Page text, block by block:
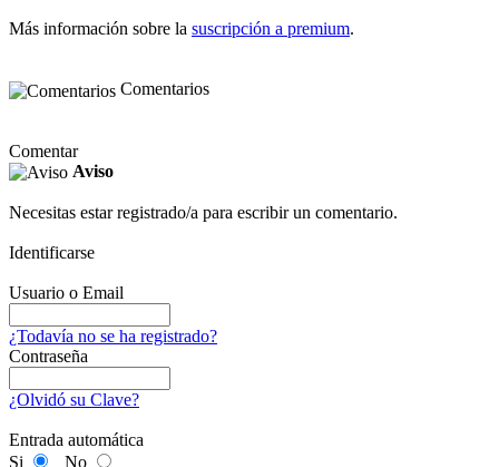
Más información sobre la suscripción a premium.
Comentarios
Comentar
Aviso
Necesitas estar registrado/a para escribir un comentario.
Identificarse
Usuario o Email
¿Todavía no se ha registrado?
Contraseña
¿Olvidó su Clave?
Entrada automática
Si
No